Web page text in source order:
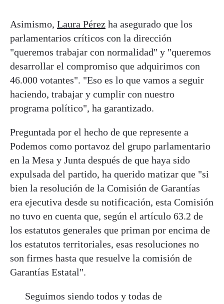
Asimismo, Laura Pérez ha asegurado que los
parlamentarios críticos con la dirección
"queremos trabajar con normalidad" y "queremos
desarrollar el compromiso que adquirimos con
46.000 votantes". "Eso es lo que vamos a seguir
haciendo, trabajar y cumplir con nuestro
programa político", ha garantizado.
Preguntada por el hecho de que represente a
Podemos como portavoz del grupo parlamentario
en la Mesa y Junta después de que haya sido
expulsada del partido, ha querido matizar que "si
bien la resolución de la Comisión de Garantías
era ejecutiva desde su notificación, esta Comisión
no tuvo en cuenta que, según el artículo 63.2 de
los estatutos generales que priman por encima de
los estatutos territoriales, esas resoluciones no
son firmes hasta que resuelve la comisión de
Garantías Estatal".
Seguimos siendo todos y todas de